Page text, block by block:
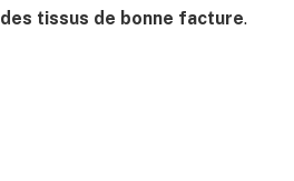
des tissus de bonne facture.